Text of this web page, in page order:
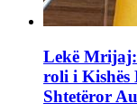
Lekë
roli i Kishës
Shtetëror